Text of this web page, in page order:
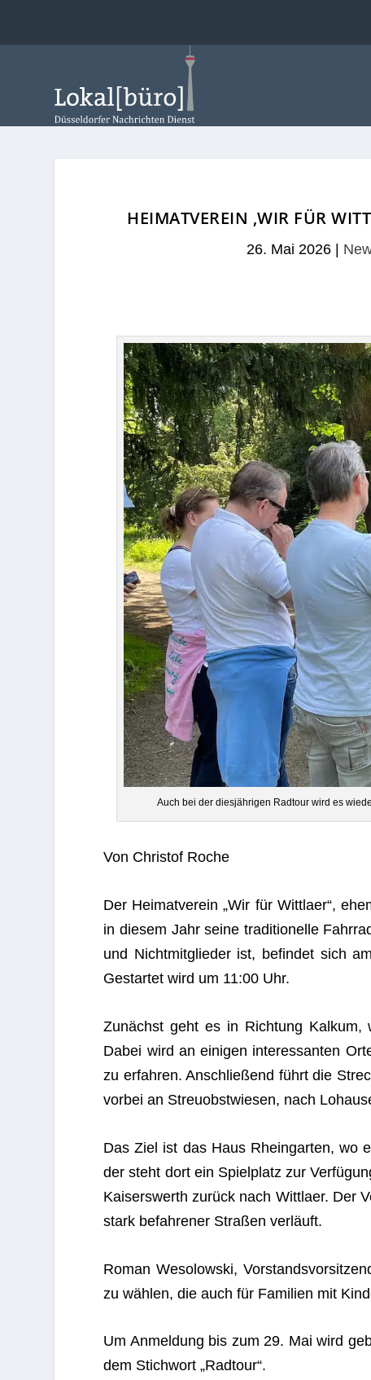
HEIMATVEREIN ‚WIR FÜR
26. Mai 2026|
Auch bei der dies­jäh­ri­gen Rad­tour wird es
Von Chris­tof Roche
Der Hei­mat­ver­ein „Wir für Witt­laer“,
in die­sem Jahr seine tra­di­tio­nelle
und Nicht­mit­glie­der ist, befin­det sich
Gestar­tet wird um 11:00 Uhr.
Zunächst geht es in Rich­tung Kal­kum,
Dabei wird an eini­gen inter­es­san­ten
zu erfah­ren. Anschlie­ßend führt die
vor­bei an Streu­obst­wie­sen, nach
Das Ziel ist das Haus Rhein­gar­ten, wo
der steht dort ein Spiel­platz zur
Kai­sers­werth zurück nach Witt­laer. Der
stark befah­re­ner Stra­ßen verläuft.
Roman Weso­low­ski,
zu wäh­len, die auch für Fami­lien mit
Um Anmel­dung bis zum 29. Mai wird
dem Stich­wort „Rad­tour“.